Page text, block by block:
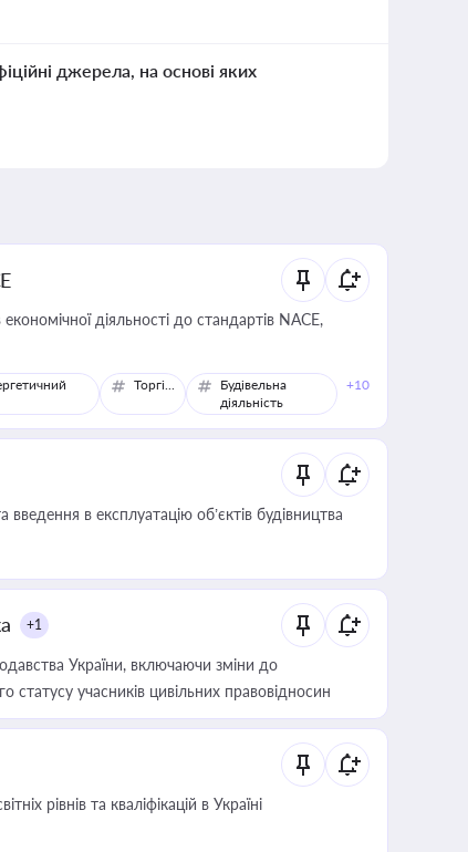
джерела, на основі яких
діяльності до стандартів NACE,
Торгівля
Будівельна
діяльність
+10
в експлуатацію об’єктів будівництва
+1
України, включаючи зміни до
учасників цивільних правовідносин
рівнів та кваліфікацій в Україні